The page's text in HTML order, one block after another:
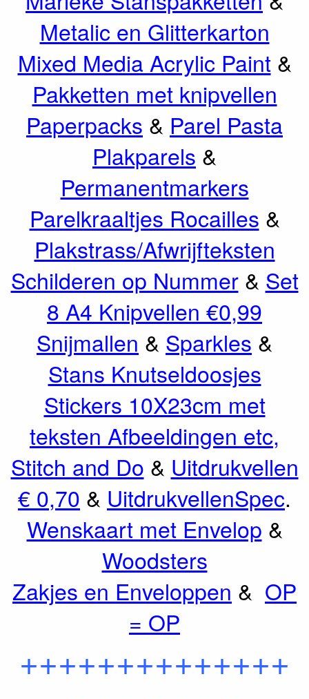
Metalic en Glitterkarton
Mixed Media Acrylic Paint&
Pakketten met knipvellen
Paperpacks & Parel Pasta
Plakparels &
Permanentmarkers
Parelkraaltjes Rocailles &
Plakstrass/Afwrijfteksten
Schilderen op Nummer& Set
8 A4 Knipvellen €0,99
Snijmallen & Sparkles &
Stans Knutseldoosjes
Stickers 10X23cm met
teksten Afbeeldingen etc,
Stitch and Do & Uitdrukvellen
€ 0,70 & UitdrukvellenSpec.
Wenskaart met Envelop &
Woodsters
Zakjes en Enveloppen & OP
= OP
++++++++++++++